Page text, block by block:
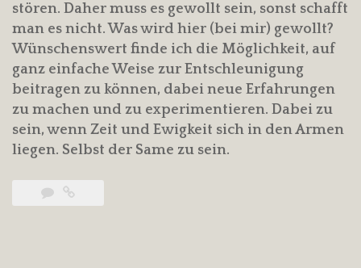
stören. Daher muss es gewollt sein, sonst schafft
man es nicht. Was wird hier (bei mir) gewollt?
Wünschenswert finde ich die Möglichkeit, auf
ganz einfache Weise zur Entschleunigung
beitragen zu können, dabei neue Erfahrungen
zu machen und zu experimentieren. Dabei zu
sein, wenn Zeit und Ewigkeit sich in den Armen
liegen. Selbst der Same zu sein.